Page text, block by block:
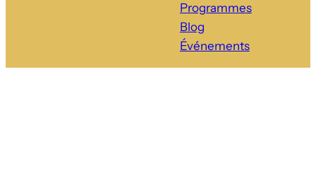
Programmes
Blog
Événements